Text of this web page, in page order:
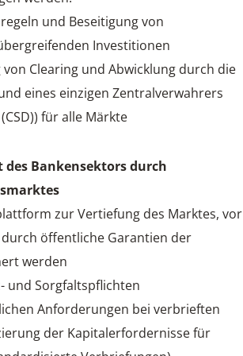
und Beseitigung von
Investitionen
Clearing und Abwicklung durch die
eines einzigen Zentralverwahrers
für alle Märkte
Bankensektors durch
zur Vertiefung des Marktes, vor
öffentliche Garantien der
werden
und Sorgfaltspflichten
Anforderungen bei verbrieften
der Kapitalerfordernisse für